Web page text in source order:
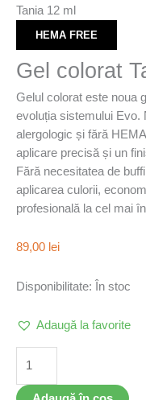
Tania 12 ml
HEMA FREE
Gel colorat
Gelul colorat este noua
evoluția sistemului Evo.
alergologic și fără
aplicare precisă și un
Fără necesitatea de
aplicarea culorii,
profesională la cel mai
89,00 lei
Disponibilitate: În stoc
Adaugă la favorite